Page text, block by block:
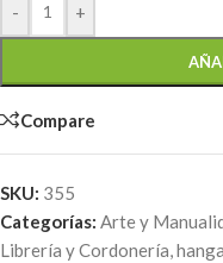
- +
Compare
SKU: 355
Categorías: Arte y
Librería y Cordonería,